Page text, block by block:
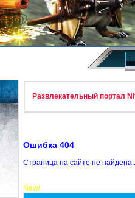
Развлекательный портал
Ошибка 404
Страница на сайте не
New!